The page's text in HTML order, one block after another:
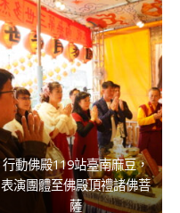
行動佛殿119站臺南麻豆，
表演團體至佛殿頂禮諸佛菩
薩